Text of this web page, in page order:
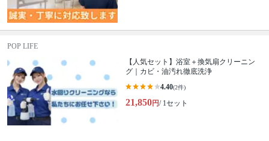
POP LIFE
【人気セット】浴室＋換気扇クリーニン
グ｜カビ・油汚れ徹底洗浄
4.40(2件)
21,850円/ 1セット